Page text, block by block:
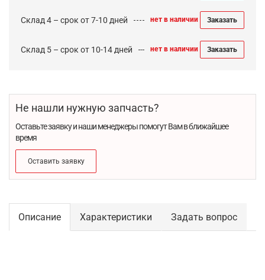
Склад 4 – срок от 7-10 дней нет в наличии Заказать
Склад 5 – срок от 10-14 дней нет в наличии Заказать
Не нашли нужную запчасть?
Оставьте заявку и наши менеджеры помогут Вам в ближайшее
время
Оставить заявку
Описание Характеристики Задать вопрос